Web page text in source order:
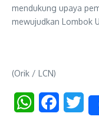
mendukung upaya
mewujudkan Lombok
(Orik / LCN)
WhatsApp